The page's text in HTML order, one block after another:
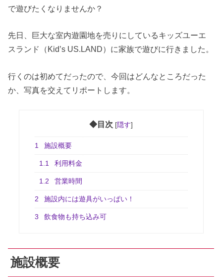
で遊びたくなりませんか？
先日、巨大な室内遊園地を売りにしているキッズユーエ
スランド（Kid’s US.LAND）に家族で遊びに行きました。
行くのは初めてだったので、今回はどんなところだった
か、写真を交えてリポートします。
◆目次 [隠す]
1 施設概要
1.1 利用料金
1.2 営業時間
2 施設内には遊具がいっぱい！
3 飲食物も持ち込み可
施設概要